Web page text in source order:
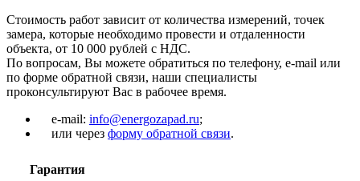
Стоимость работ зависит от количества измерений, точек
замера, которые необходимо провести и отдаленности
объекта, от 10 000 рублей с НДС.
По вопросам, Вы можете обратиться по телефону, e-mail или
по форме обратной связи, наши специалисты
проконсультируют Вас в рабочее время.
e-mail: info@energozapad.ru;
или через форму обратной связи.
Гарантия